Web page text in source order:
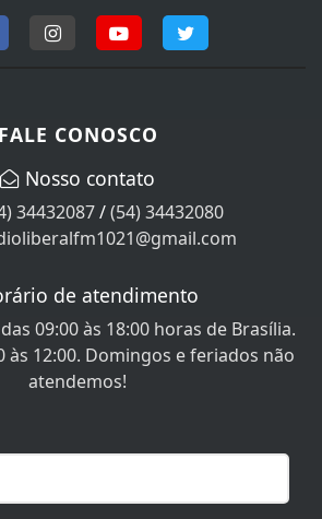
FALE CONOSCO
Nosso contato
34432087/(54) 34432080
de atendimento
09:00 às 18:00 horas de Brasília.
às 12:00. Domingos e feriados não
atendemos!